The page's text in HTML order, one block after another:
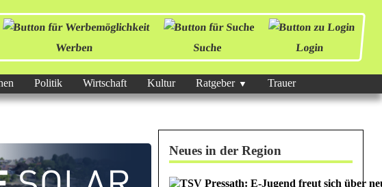
Werben Suche Login
Politik Wirtschaft Kultur Ratgeber Trauer
Neues in der Region